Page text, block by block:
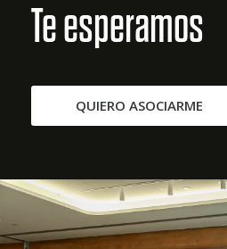
Te esperamos
QUIERO ASOCIARME